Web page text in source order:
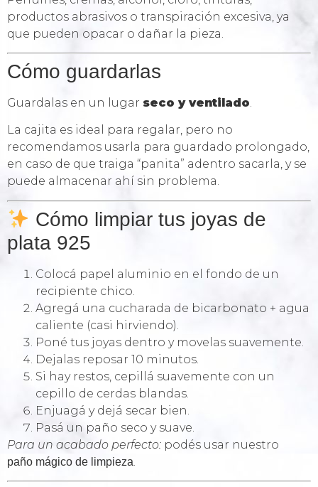
productos abrasivos o transpiración excesiva, ya
que pueden opacar o dañar la pieza.
Cómo guardarlas
Guardalas en un lugar seco y ventilado.
La cajita es ideal para regalar, pero no
recomendamos usarla para guardado prolongado,
en caso de que traiga “panita” adentro sacarla, y se
puede almacenar ahí sin problema.
Cómo limpiar tus joyas de
plata 925
Colocá papel aluminio en el fondo de un
recipiente chico.
Agregá una cucharada de bicarbonato + agua
caliente (casi hirviendo).
Poné tus joyas dentro y movelas suavemente.
Dejalas reposar 10 minutos.
Si hay restos, cepillá suavemente con un
cepillo de cerdas blandas.
Enjuagá y dejá secar bien.
Pasá un paño seco y suave.
Para un acabado perfecto: podés usar nuestro
paño mágico de limpieza.